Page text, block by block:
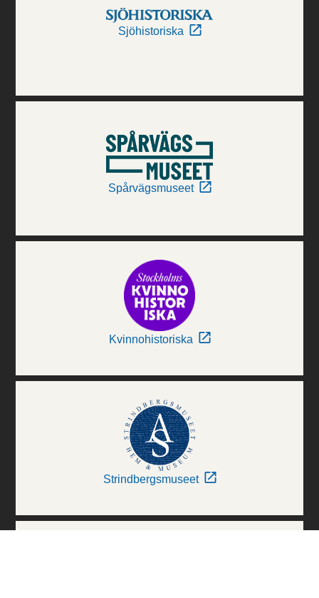
Sjöhistoriska
Spårvägsmuseet
Kvinnohistoriska
Strindbergsmuseet